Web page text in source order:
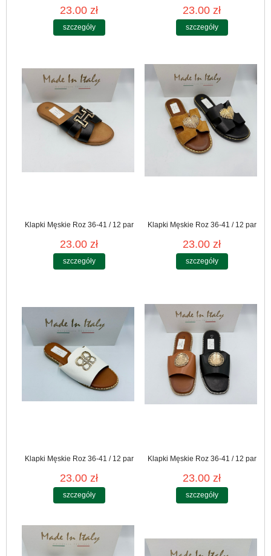
23.00 zł
szczegóły
23.00 zł
szczegóły
Klapki Męskie Roz 36-41 / 12 par
23.00 zł
szczegóły
Klapki Męskie Roz 36-41 / 12 par
23.00 zł
szczegóły
Klapki Męskie Roz 36-41 / 12 par
23.00 zł
szczegóły
Klapki Męskie Roz 36-41 / 12 par
23.00 zł
szczegóły